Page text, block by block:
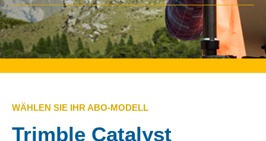
WÄHLEN SIE IHR ABO-MODELL
Trimble Catalyst